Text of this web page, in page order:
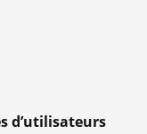
d’utilisateurs